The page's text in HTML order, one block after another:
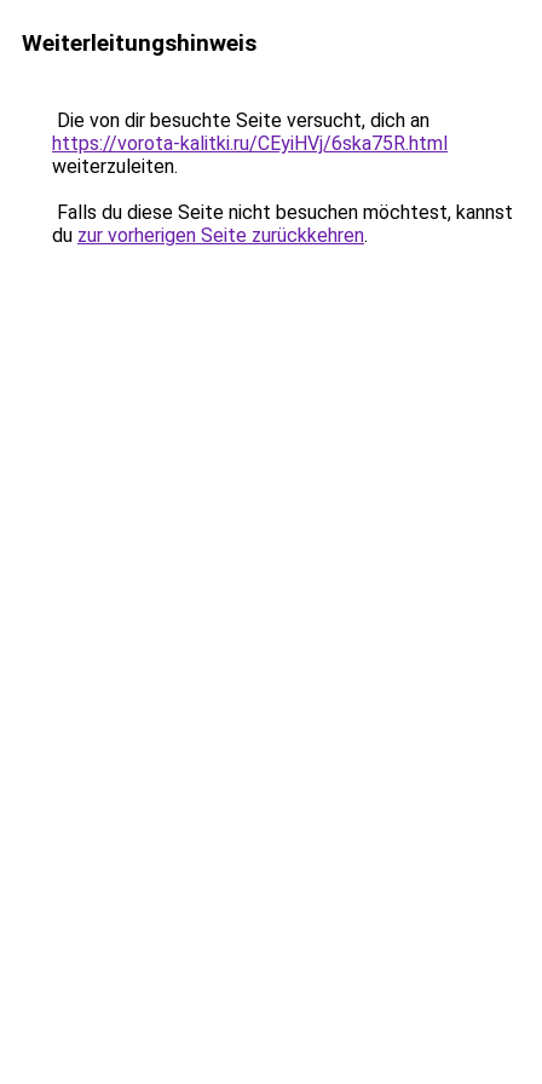
Weiterleitungshinweis
Die von dir besuchte Seite versucht, dich an
https://vorota-kalitki.ru/CEyiHVj/6ska75R.html
weiterzuleiten.
Falls du diese Seite nicht besuchen möchtest, kannst
du zur vorherigen Seite zurückkehren.